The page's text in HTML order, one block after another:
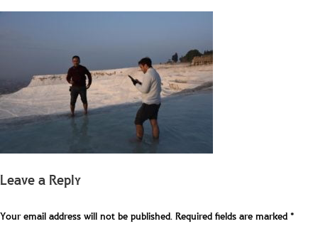
Leave a Reply
Your email address will not be published.Required fields are marked*